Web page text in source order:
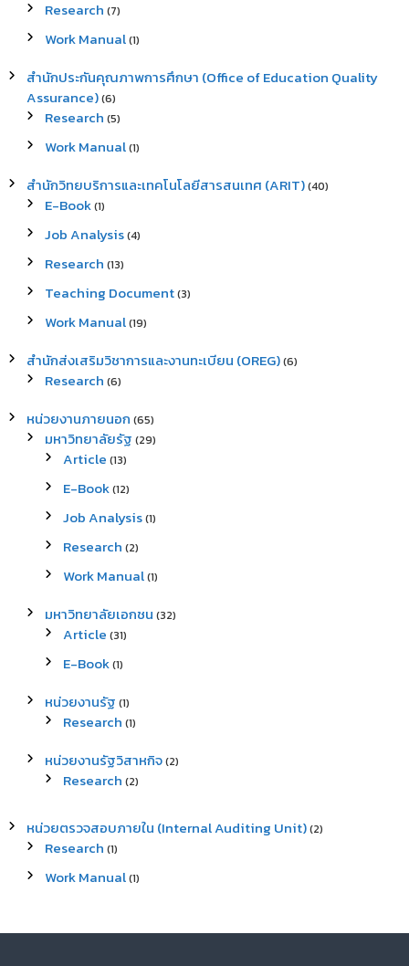
Research (7)
Work Manual(1)
สำนักประกันคุณภาพการศึกษา (Office of Education Quality
Assurance)(6)
Research (5)
Work Manual(1)
สำนักวิทยบริการและเทคโนโลยีสารสนเทศ (ARIT)(40)
E-Book(1)
Job Analysis(4)
Research (13)
Teaching Document(3)
Work Manual(19)
สำนักส่งเสริมวิชาการและงานทะเบียน (OREG)(6)
Research (6)
หน่วยงานภายนอก (65)
มหาวิทยาลัยรัฐ (29)
Article (13)
E-Book(12)
Job Analysis(1)
Research (2)
Work Manual(1)
มหาวิทยาลัยเอกชน (32)
Article (31)
E-Book(1)
หน่วยงานรัฐ (1)
Research (1)
หน่วยงานรัฐวิสาหกิจ(2)
Research (2)
หน่วยตรวจสอบภายใน (Internal Auditing Unit)(2)
Research (1)
Work Manual(1)